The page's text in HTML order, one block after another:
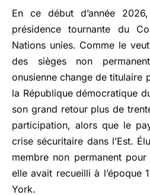
En ce début d’année
présidence tournante du
Nations unies. Comme le
des sièges non
onusienne change de titulaire
la République démocratique
son grand retour plus de
participation, alors que le
crise sécuritaire dans l’Est.
membre non permanent
elle avait recueilli à l’époque
York.